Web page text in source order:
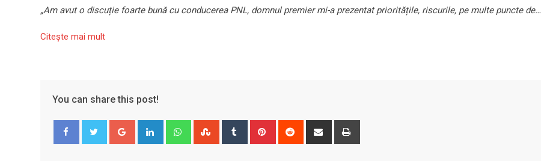
„Am avut o discuție foarte bună cu conducerea PNL, domnul premier mi-a prezentat prioritățile, riscurile, pe multe puncte de…
Citeşte mai mult
You can share this post!
Google+ LinkedIn WhatsappStumbleUpon
Tumblr Pinterest Reddit
Share